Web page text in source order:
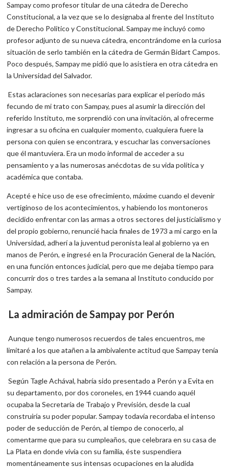
Sampay como profesor titular de una cátedra de Derecho
Constitucional, a la vez que se lo designaba al frente del Instituto
de Derecho Político y Constitucional. Sampay me incluyó como
profesor adjunto de su nueva cátedra, encontrándome en la curiosa
situación de serlo también en la cátedra de Germán Bidart Campos.
Poco después, Sampay me pidió que lo asistiera en otra cátedra en
la Universidad del Salvador.
Estas aclaraciones son necesarias para explicar el período más
fecundo de mi trato con Sampay, pues al asumir la dirección del
referido Instituto, me sorprendió con una invitación, al ofrecerme
ingresar a su oficina en cualquier momento, cualquiera fuere la
persona con quien se encontrara, y escuchar las conversaciones
que él mantuviera. Era un modo informal de acceder a su
pensamiento y a las numerosas anécdotas de su vida política y
académica que contaba.
Acepté e hice uso de ese ofrecimiento, máxime cuando el devenir
vertiginoso de los acontecimientos, y habiendo los montoneros
decidido enfrentar con las armas a otros sectores del justicialismo y
del propio gobierno, renuncié hacia finales de 1973 a mi cargo en la
Universidad, adherí a la juventud peronista leal al gobierno ya en
manos de Perón, e ingresé en la Procuración General de la Nación,
en una función entonces judicial, pero que me dejaba tiempo para
concurrir dos o tres tardes a la semana al Instituto conducido por
Sampay.
La admiración de Sampay por Perón
Aunque tengo numerosos recuerdos de tales encuentros, me
limitaré a los que atañen a la ambivalente actitud que Sampay tenía
con relación a la persona de Perón.
Según Tagle Achával, habría sido presentado a Perón y a Evita en
su departamento, por dos coroneles, en 1944 cuando aquél
ocupaba la Secretaría de Trabajo y Previsión, desde la cual
construiría su poder popular. Sampay todavía recordaba el intenso
poder de seducción de Perón, al tiempo de conocerlo, al
comentarme que para su cumpleaños, que celebrara en su casa de
La Plata en donde vivía con su familia, éste suspendiera
momentáneamente sus intensas ocupaciones en la aludida